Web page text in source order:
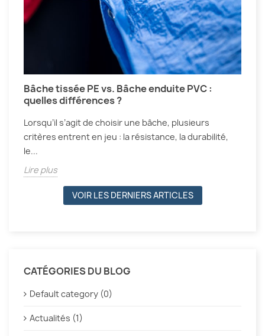
Bâche tissée PE vs. Bâche enduite PVC :
quelles différences ?
Lorsqu’il s’agit de choisir une bâche, plusieurs
critères entrent en jeu : la résistance, la durabilité,
le...
Lire plus
VOIR LES DERNIERS ARTICLES
CATÉGORIES DU BLOG
Default category (0)
Actualités (1)